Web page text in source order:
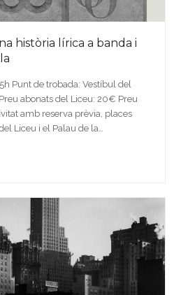
història lírica a banda i
Punt de trobada: Vestíbul del
abonats del Liceu: 20€ Preu
amb reserva prèvia, places
Liceu i el Palau de la…